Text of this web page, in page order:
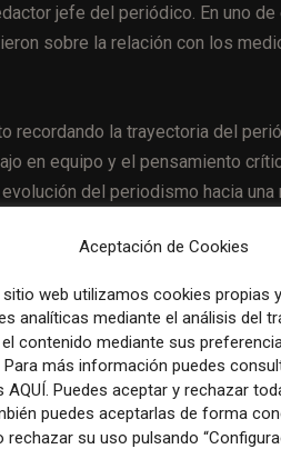
jefe del periódico. En uno
sobre la relación con los
recordando la trayectoria del
en equipo y el pensamiento
del periodismo hacia una
TikTok rolls out new rules to limit the
media accounts
Aceptación de Cookies
sitio web utilizamos cookies propias
analíticas mediante el análisis del
contenido mediante sus
Para más información puedes
AQUÍ. Puedes aceptar y rechazar
puedes aceptarlas de forma
rechazar su uso pulsando